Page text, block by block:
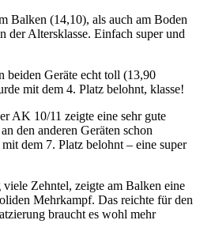
Balken (14,10), als auch am Boden
der Altersklasse. Einfach super und
beiden Geräte echt toll (13,90
mit dem 4. Platz belohnt, klasse!
AK 10/11 zeigte eine sehr gute
den anderen Geräten schon
dem 7. Platz belohnt – eine super
Zehntel, zeigte am Balken eine
Mehrkampf. Das reichte für den
braucht es wohl mehr